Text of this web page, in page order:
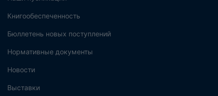
Книгообеспеченность
Бюллетень новых поступлений
Нормативные документы
Новости
Выставки